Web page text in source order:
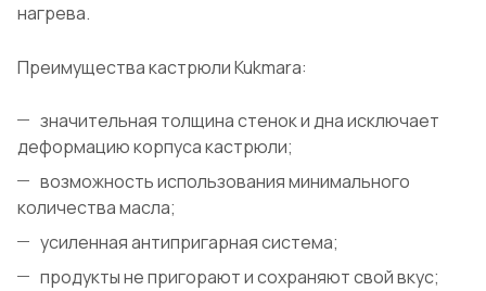
нагрева.
Преимущества кастрюли Kukmara:
значительная толщина стенок и дна исключает
деформацию корпуса кастрюли;
возможность использования минимального
количества масла;
усиленная антипригарная система;
продукты не пригорают и сохраняют свой вкус;